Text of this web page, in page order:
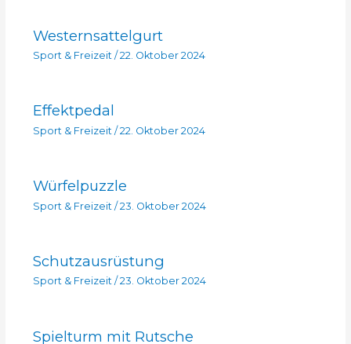
Westernsattelgurt
Sport & Freizeit / 22. Oktober 2024
Effektpedal
Sport & Freizeit / 22. Oktober 2024
Würfelpuzzle
Sport & Freizeit /23. Oktober 2024
Schutzausrüstung
Sport & Freizeit/ 23. Oktober 2024
Spielturm mit Rutsche